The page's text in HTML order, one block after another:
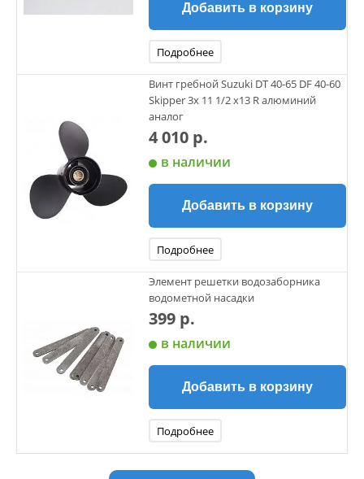
Добавить в корзину
Подробнее
Винт гребной Suzuki DT 40-65 DF 40-60
Skipper 3х 11 1/2 х13 R алюминий
аналог
4 010 р.
в наличии
Добавить в корзину
Подробнее
Элемент решетки водозаборника
водометной насадки
399 р.
в наличии
Добавить в корзину
Подробнее